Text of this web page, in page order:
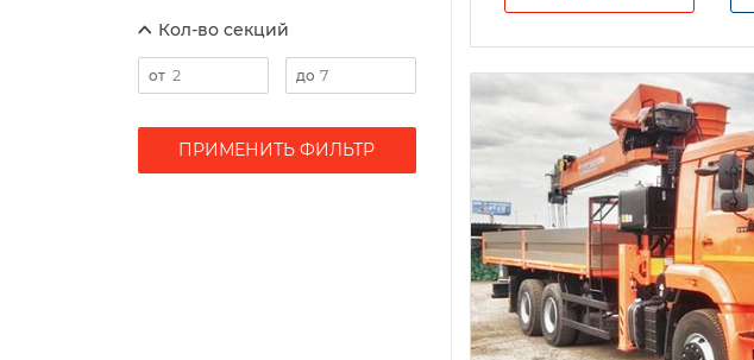
Кол-во секций
ПРИМЕНИТЬ ФИЛЬТР